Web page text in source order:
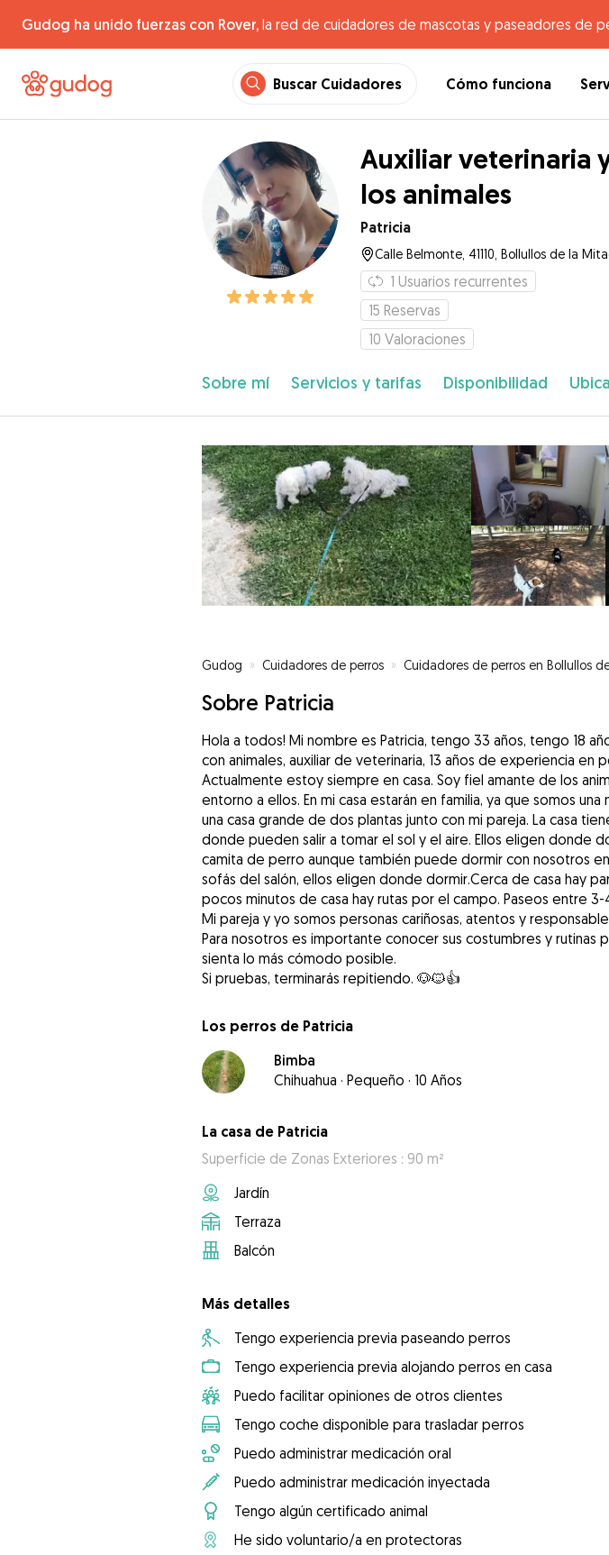
Gudog ha unido fuerzas con Rover, la red de cuidadores de mascotas y paseadores de
Buscar Cuidadores Cómo funciona
Auxiliar veterinaria
los animales
Patricia
Calle Belmonte, 41110, Bollullos de la
1 Usuarios recurrentes
15 Reservas
10 Valoraciones
Sobre mí Servicios y tarifas Disponibilidad
Gudog » Cuidadores de perros » Cuidadores de perros en Bollullos
Sobre Patricia
Hola a todos! Mi nombre es Patricia, tengo 33 años, tengo 18
con animales, auxiliar de veterinaria, 13 años de experiencia en
Actualmente estoy siempre en casa. Soy fiel amante de los
entorno a ellos. En mi casa estarán en familia, ya que somos una
una casa grande de dos plantas junto con mi pareja. La casa
donde pueden salir a tomar el sol y el aire. Ellos eligen donde
camita de perro aunque también puede dormir con nosotros
sofás del salón, ellos eligen donde dormir.Cerca de casa hay
pocos minutos de casa hay rutas por el campo. Paseos entre 3-
Mi pareja y yo somos personas cariñosas, atentos y
Para nosotros es importante conocer sus costumbres y rutinas
sienta lo más cómodo posible.
Si pruebas, terminarás repitiendo. 🐶🐱👍
Los perros de Patricia
Bimba
Chihuahua · Pequeño · 10 Años
La casa de Patricia
Superficie de Zonas Exteriores : 90 m²
Jardín
Terraza
Balcón
Más detalles
Tengo experiencia previa paseando perros
Tengo experiencia previa alojando perros en casa
Puedo facilitar opiniones de otros clientes
Tengo coche disponible para trasladar perros
Puedo administrar medicación oral
Puedo administrar medicación inyectada
Tengo algún certificado animal
He sido voluntario/a en protectoras